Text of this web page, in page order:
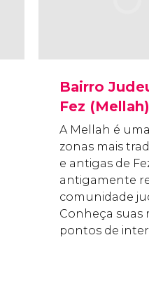
Bairro
Fez (Mellah)
A Mellah é
zonas mais
e antigas de
antigamente
comunidade
Conheça suas
pontos de